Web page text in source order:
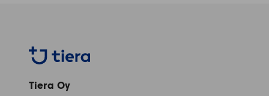
Tiera
Tiera Oy